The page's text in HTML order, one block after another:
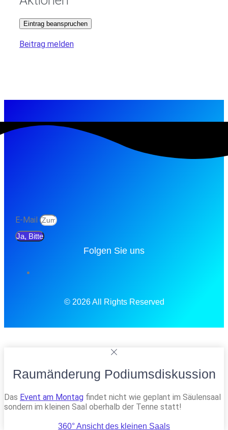
Eintrag beanspruchen
Beitrag melden
E-Mail
Ja, Bitte
Folgen Sie uns
© 2026 All Rights Reserved
Raumänderung Podiumsdiskussion
Das Event am Montag findet nicht wie geplant im Säulensaal
sondern im kleinen Saal oberhalb der Tenne statt!
360° Ansicht des kleinen Saals